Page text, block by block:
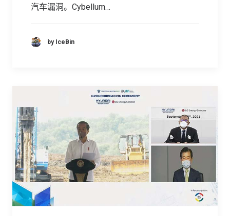
汽车漏洞。Cybellum…
by IceBin